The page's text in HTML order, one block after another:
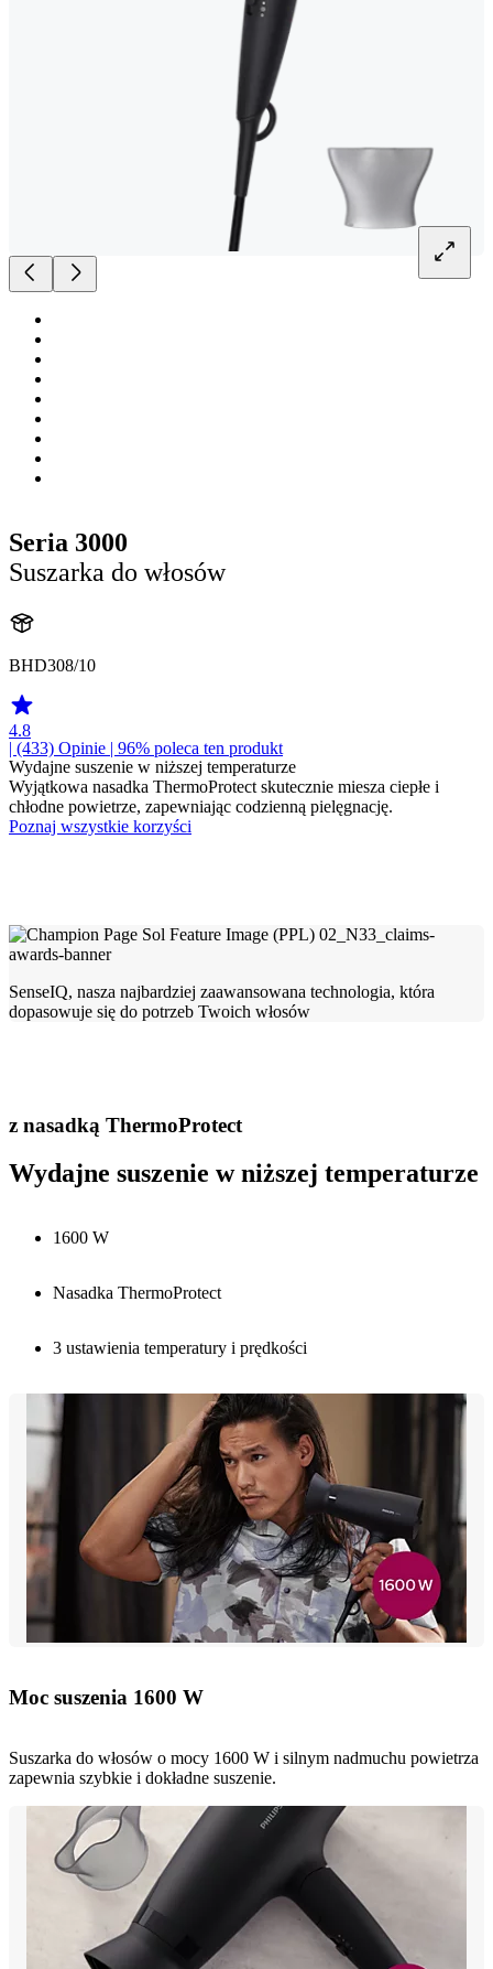
Seria 3000
Suszarka do włosów
BHD308/10
4.8
| (433) Opinie | 96% poleca ten produkt
Wydajne suszenie w niższej temperaturze
Wyjątkowa nasadka ThermoProtect skutecznie miesza ciepłe i
chłodne powietrze, zapewniając codzienną pielęgnację.
Poznaj wszystkie korzyści
SenseIQ, nasza najbardziej zaawansowana technologia, która
dopasowuje się do potrzeb Twoich włosów
z nasadką ThermoProtect
Wydajne suszenie w niższej temperaturze
1600 W
Nasadka ThermoProtect
3 ustawienia temperatury i prędkości
Moc suszenia 1600 W
Suszarka do włosów o mocy 1600 W i silnym nadmuchu powietrza
zapewnia szybkie i dokładne suszenie.